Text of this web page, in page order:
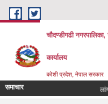
Skip to main content
चौदण्डीगढी नगरपालिका,
कार्यालय
कोशी प्रदेश, नेपाल सरकार
समाचार